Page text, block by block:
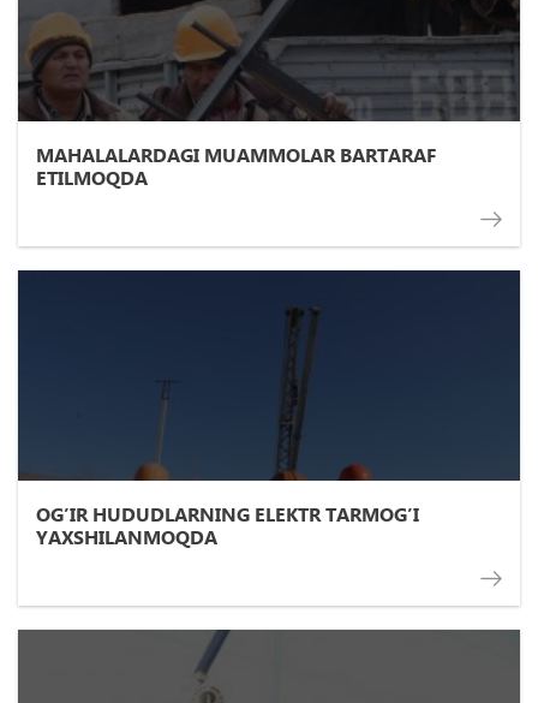
MAHALALARDAGI MUAMMOLAR BARTARAF
ETILMOQDA
OG’IR HUDUDLARNING ELEKTR TARMOG’I
YAXSHILANMOQDA